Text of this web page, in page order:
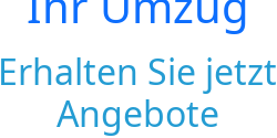
Erhalten Sie jetzt
Angebote